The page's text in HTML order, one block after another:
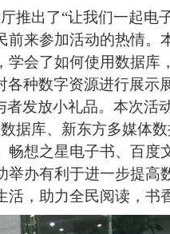
推出了“让我们一起电
前来参加活动的热情。
学会了如何使用数据库
种数字资源进行展示
者发放小礼品。本次活
据库、新东方多媒体
想之星电子书、百
举办有利于进一步提高
活， 助力全民阅读， 书